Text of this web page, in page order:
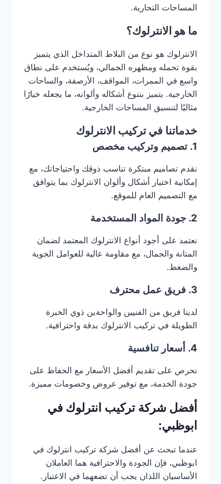
المساحات التجارية.
ما هو الانترلوك؟
الانترلوك هو نوع من البلاط المتداخل الذي يتميز
بقوة تحمله ومظهره الجمالي، ويُستخدم على نطاق
واسع في الممرات، المواقف، الأرصفة، والساحات
الخارجية. يتميز بتنوع أشكاله وألوانه، ما يجعله خيارًا
مثاليًا لتنسيق المساحات الخارجية.
خدماتنا في تركيب الانترلوك
1. تصميم وتركيب مخصص
نقدم تصاميم مبتكرة تناسب ذوقك واحتياجاتك، مع
إمكانية اختيار أشكال وألوان الانترلوك بما يتوافق
مع التصميم العام للموقع.
2. جودة المواد المستخدمة
نعتمد على أجود أنواع الانترلوك المعتمد لضمان
المتانة والجمال، مع مقاومة عالية للعوامل الجوية
والضغط.
3. فريق عمل محترف
لدينا فريق من الفنيين والواحةين ذوي الخبرة
الطويلة في تركيب الانترلوك بدقة واحترافية.
4. أسعار تنافسية
نحرص على تقديم أفضل الأسعار مع الحفاظ على
جودة الخدمة، مع توفير عروض وخصومات مميزة.
أفضل شركة تركيب انترلوك في
ابوظبي:
عندما تبحث عن أفضل شركة تركيب انترلوك في
ابوظبي، فإن الجودة والاحترافية هما العاملان
الأساسيان اللذان يجب أن تضعهما في الاعتبار.